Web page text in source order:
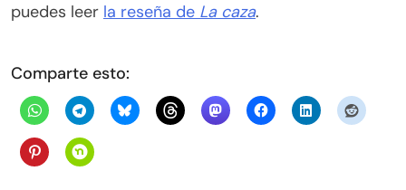
puedes leer la reseña de La caza.
Comparte esto: